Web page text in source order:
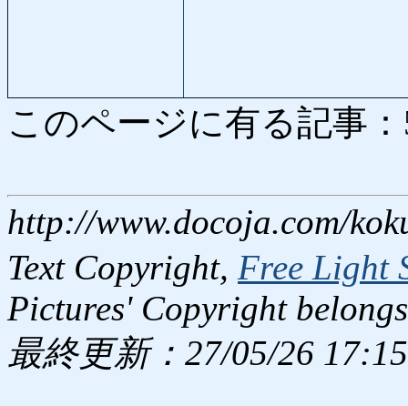
このページに有る記事
http://www.docoja.com/
Text Copyright, Free Light
Pictures' Copyright
最終更新：27/05/26 17:15